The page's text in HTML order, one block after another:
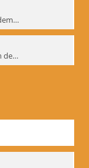
Biomechanik-Workshop, Arbeitsdemonstration in der Staatsoper unter den Linden 2002
Biomechanik. Einführungskurs an der HfS "Ernst Busch" 1995 (Vorarbeiten zu den Inszenierungen von T. Ostermeier u. Chr. v. Treskow). Teil 2